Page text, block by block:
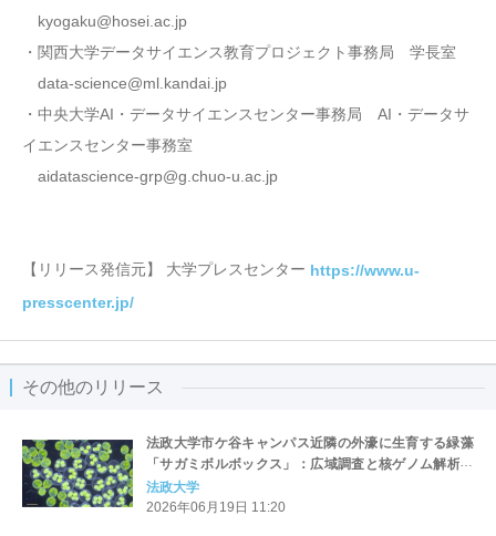
kyogaku@hosei.ac.jp
・関西大学データサイエンス教育プロジェクト事務局 学長室
data-science@ml.kandai.jp
・中央大学AI・データサイエンスセンター事務局 AI・データサ
イエンスセンター事務室
aidatascience-grp@g.chuo-u.ac.jp
【リリース発信元】 大学プレスセンター https://www.u-
presscenter.jp/
その他のリリース
法政大学市ケ谷キャンパス近隣の外濠に生育する緑藻
「サガミボルボックス」：広域調査と核ゲノム解析か
ら新種として正式記載
法政大学
2026年06月19日 11:20